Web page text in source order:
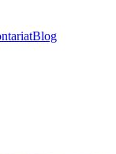
Blog